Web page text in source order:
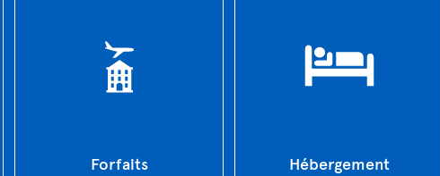
Forfaits Hébergement